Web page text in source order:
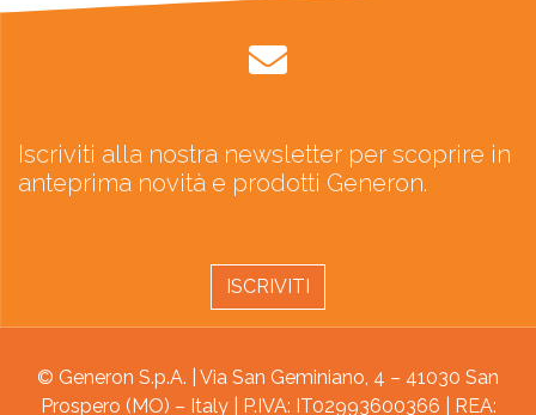
Iscriviti alla nostra newsletter per scoprire in
anteprima novità e prodotti Generon.
ISCRIVITI
© Generon S.p.A. | Via San Geminiano, 4 – 41030 San
Prospero (MO) – Italy | P.IVA: IT02993600366 | REA: